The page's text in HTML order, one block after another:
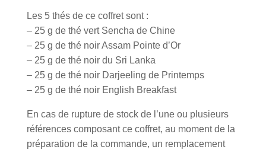
Les 5 thés de ce coffret sont :
– 25 g de thé vert Sencha de Chine
– 25 g de thé noir Assam Pointe d’Or
– 25 g de thé noir du Sri Lanka
– 25 g de thé noir Darjeeling de Printemps
– 25 g de thé noir English Breakfast
En cas de rupture de stock de l’une ou plusieurs
références composant ce coffret, au moment de la
préparation de la commande, un remplacement